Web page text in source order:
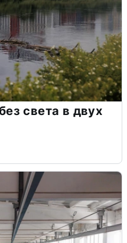
света в двух